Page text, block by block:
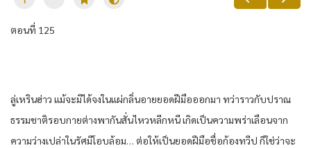
ตอนที่​ 125
ลู่​เห​ริน​ฮ่าว​ แม้จะมิได้​จงใน​แผ่​กลิ่นอาย​ยอด​ฝีมือ​ออกมา​ ทว่า​ราวกับ​ปราณ​
ธรรมชาติ​รอบกาย​ต่าง​พา​กัน​สั่น​ไหว​หลีกหนี​ เกิด​เป็นความ​พร่า​เลือน​จาก​
ความว่างเปล่า​ใน​รัศมี​โอบ​ล้อ​ม… ต่อให้​เป็นยอด​ฝีมือ​ชื่อ​ก้อง​ทวีป​ ก็​ใช่ว่า​จะ